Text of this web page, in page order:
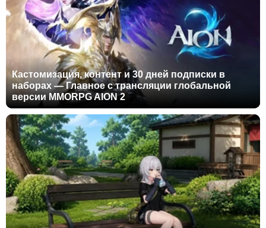
Кастомизация, контент и 30 дней подписки в
наборах — Главное с трансляции глобальной
версии MMORPG AION 2